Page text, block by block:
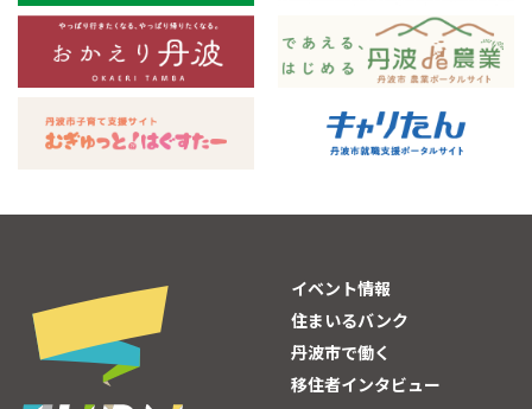
イベント情報
住まいるバンク
丹波市で働く
移住者インタビュー